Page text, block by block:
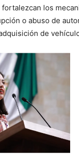
los
o abuso de
de